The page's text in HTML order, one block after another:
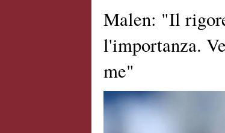
Malen: "Il
l'importanza.
me"